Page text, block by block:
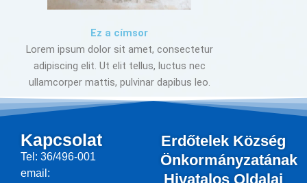
Ez a címsor
Lorem ipsum dolor sit amet, consectetur
adipiscing elit. Ut elit tellus, luctus nec
ullamcorper mattis, pulvinar dapibus leo.
Kapcsolat
Tel: 36/496-001
email:
Erdőtelek Község
Önkormányzatának
Hivatalos Oldalai